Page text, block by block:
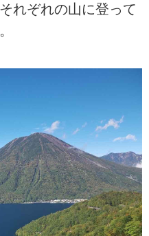
れぞれの山に登って